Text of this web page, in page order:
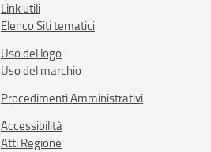
Link utili
Elenco Siti tematici
Uso del logo
Uso del marchio
Procedimenti Amministrativi
Accessibilità
Atti Regione